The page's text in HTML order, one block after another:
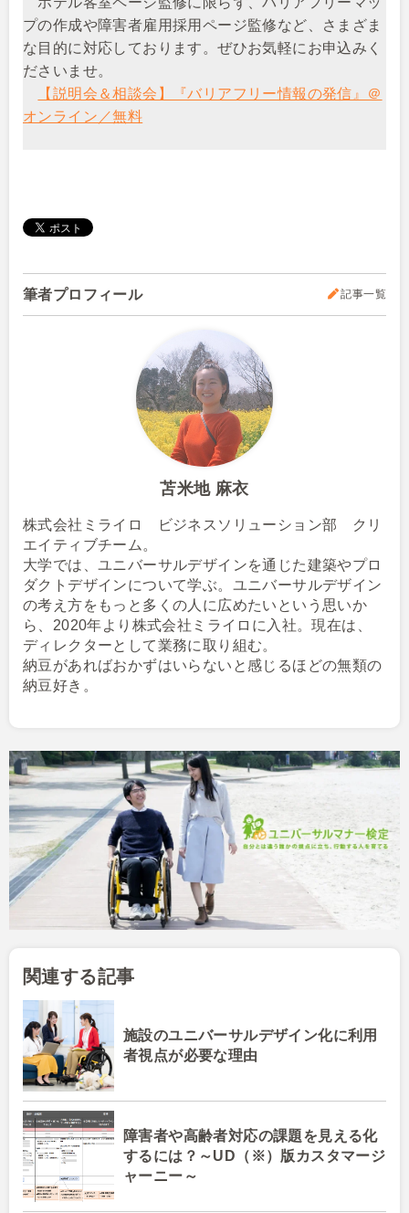
プの作成や障害者雇用採用ページ監修など、さまざま
な目的に対応しております。ぜひお気軽にお申込みく
ださいませ。
【説明会＆相談会】『バリアフリー情報の発信』＠
オンライン／無料
筆者プロフィール 記事一覧
苫米地 麻衣
株式会社ミライロ ビジネスソリューション部 クリ
エイティブチーム。
大学では、ユニバーサルデザインを通じた建築やプロ
ダクトデザインについて学ぶ。ユニバーサルデザイン
の考え方をもっと多くの人に広めたいという思いか
ら、2020年より株式会社ミライロに入社。現在は、
ディレクターとして業務に取り組む。
納豆があればおかずはいらないと感じるほどの無類の
納豆好き。
関連する記事
施設のユニバーサルデザイン化に利用
者視点が必要な理由
障害者や高齢者対応の課題を見える化
するには？～UD（※）版カスタマージ
ャーニー～